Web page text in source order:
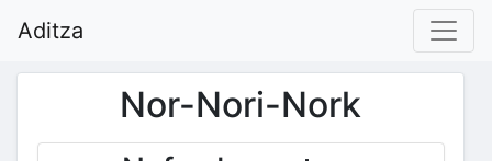
Aditza
Nor-Nori-Nork